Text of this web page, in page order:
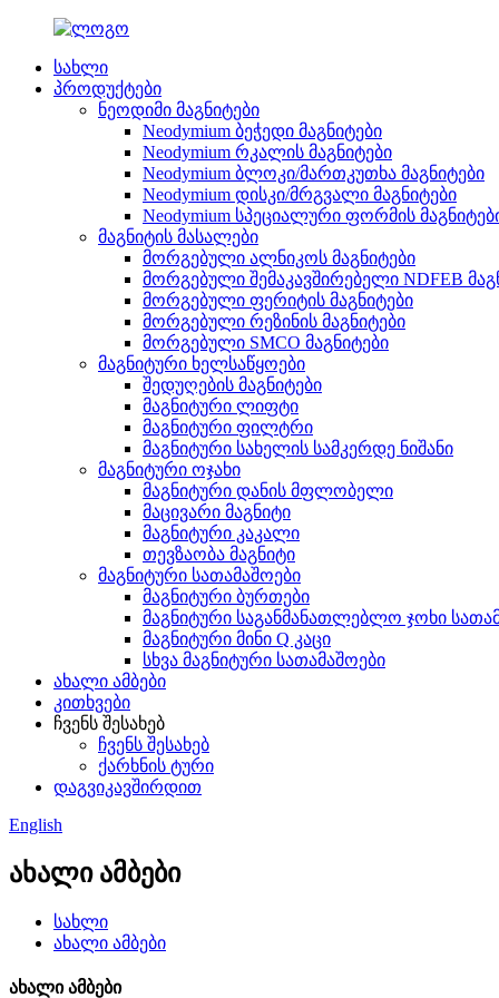
სახლი
პროდუქტები
ნეოდიმი მაგნიტები
Neodymium ბეჭედი მაგნიტები
Neodymium რკალის მაგნიტები
Neodymium ბლოკი/მართკუთხა მაგნიტები
Neodymium დისკი/მრგვალი მაგნიტები
Neodymium სპეციალური ფორმის
მაგნიტის მასალები
მორგებული ალნიკოს მაგნიტები
მორგებული შემაკავშირებელი NDFEB
მორგებული ფერიტის მაგნიტები
მორგებული რეზინის მაგნიტები
მორგებული SMCO მაგნიტები
მაგნიტური ხელსაწყოები
შედუღების მაგნიტები
მაგნიტური ლიფტი
მაგნიტური ფილტრი
მაგნიტური სახელის სამკერდე ნიშანი
მაგნიტური ოჯახი
მაგნიტური დანის მფლობელი
მაცივარი მაგნიტი
მაგნიტური კაკალი
თევზაობა მაგნიტი
მაგნიტური სათამაშოები
მაგნიტური ბურთები
მაგნიტური საგანმანათლებლო ჯოხი
მაგნიტური მინი Q კაცი
სხვა მაგნიტური სათამაშოები
ახალი ამბები
კითხვები
ჩვენს შესახებ
ჩვენს შესახებ
ქარხნის ტური
დაგვიკავშირდით
English
ახალი ამბები
სახლი
ახალი ამბები
ახალი ამბები